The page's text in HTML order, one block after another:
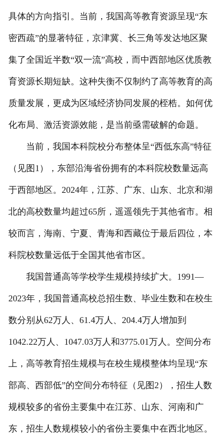
具体的方向指引。当前，我国高等教育资源呈现“东
密西疏”的显著特征，京津冀、长三角等发达地区聚
集了全国近半数“双一流”高校，而中西部地区优质教
育资源长期短缺。这种失衡不仅制约了高等教育的高
质量发展，更成为区域经济协同发展的桎梏。如何优
化布局、激活资源效能，是当前亟需破解的命题。
当前，我国本科院校分布整体呈“西低东高”特征
（见图1），东部沿海省份拥有的本科院校数量远高
于西部地区。2024年，江苏、广东、山东、北京和湖
北的高校数量均超过65所，遥遥领先于其他省市。相
较而言，海南、宁夏、青海和西藏位于最后四位，本
科院校数量远低于全国其他省市区。
我国普通高等学校学生规模持续扩大。1991—
2023年，我国普通高校总招生数、毕业生数和在校生
数分别从62万人、61.4万人、204.4万人增加到
1042.22万人、1047.03万人和3775.01万人。空间分布
上，高等教育招生规模与在校生规模整体均呈现“东
部高、西部低”的空间分布特征（见图2），招生人数
规模较多的省份主要集中在江苏、山东、河南和广
东，招生人数规模较小的省份主要集中在西北地区。